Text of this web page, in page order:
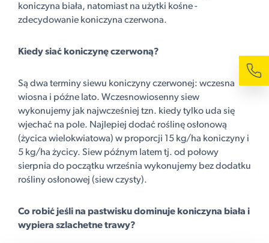
koniczyna biała, natomiast na użytki kośne -
zdecydowanie koniczyna czerwona.
Kiedy siać koniczynę czerwoną?
Są dwa terminy siewu koniczyny czerwonej: wczesna
wiosna i późne lato. Wczesnowiosenny siew
wykonujemy jak najwcześniej tzn. kiedy tylko uda się
wjechać na pole. Najlepiej dodać roślinę osłonową
(życica wielokwiatowa) w proporcji 15 kg/ha koniczyny i
5 kg/ha życicy. Siew późnym latem tj. od połowy
sierpnia do początku września wykonujemy bez dodatku
rośliny osłonowej (siew czysty).
Co robić jeśli na pastwisku dominuje koniczyna biała i
wypiera szlachetne trawy?